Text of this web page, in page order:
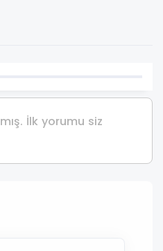
İlk yorumu siz